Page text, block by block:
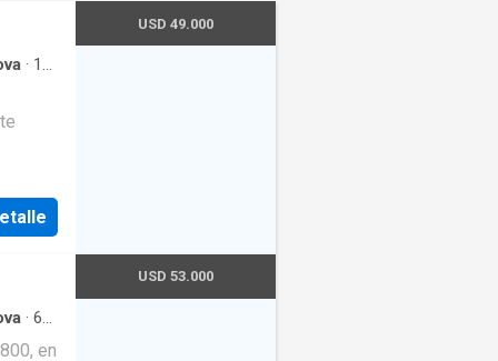
· 1
y
de
2
USD 49.000
· 68
en
USD 53.000